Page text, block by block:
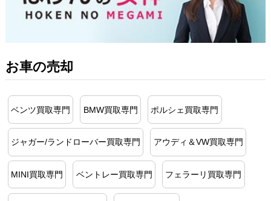
お車の売却
ベンツ買取専門 BMW買取専門 ポルシェ買取専門
ジャガー/ランドローバー買取専門 アウディ＆VW買取専門
MINI買取専門 ベントレー買取専門 フェラーリ買取専門